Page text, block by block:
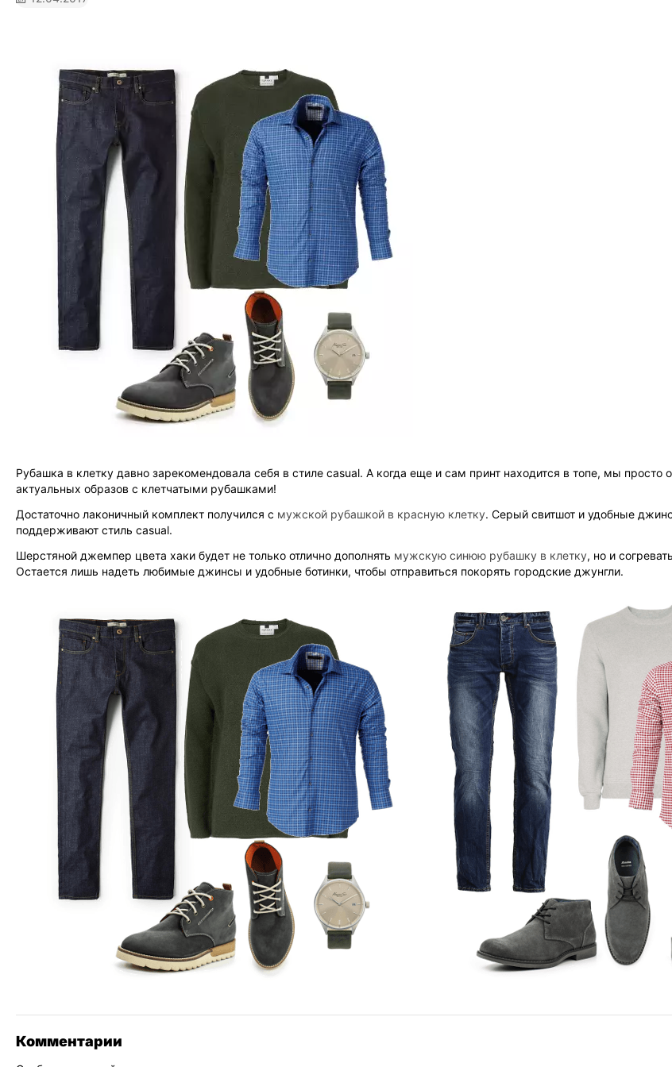
Рубашка в клетку давно зарекомендовала себя в стиле casual. А когда еще и сам принт находится в топе, мы просто
актуальных образов с клетчатыми рубашками!
Достаточно лаконичный комплект получился с мужской рубашкой в красную клетку. Серый свитшот и удобные
поддерживают стиль casual.
Шерстяной джемпер цвета хаки будет не только отлично дополнять мужскую синюю рубашку в клетку, но и
Остается лишь надеть любимые джинсы и удобные ботинки, чтобы отправиться покорять городские джунгли.
Комментарии